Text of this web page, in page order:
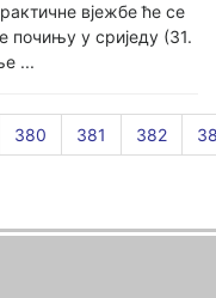
вјежбе ће се
почињу у сриједу (31.
...
380 381 382